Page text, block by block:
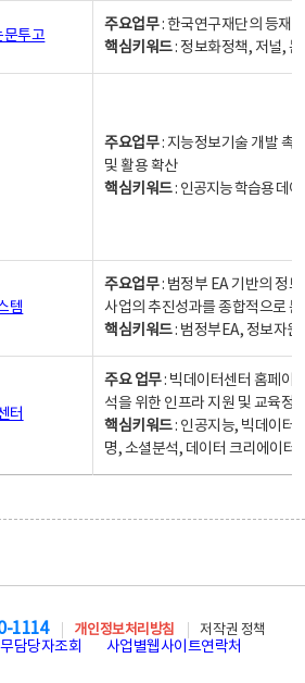
문투고
주요업무: 한국연구재단의 등재
핵심키워드: 정보화정책, 저널,
주요업무: 지능정보기술 개발 촉
및 활용 확산
핵심키워드: 인공지능 학습용 데
템
주요업무: 범정부 EA 기반의 정
사업의 추진성과를 종합적으로
핵심키워드: 범정부EA, 정보자
터
주요 업무: 빅데이터센터 홈페이
석을 위한 인프라 지원 및 교육정
핵심키워드: 인공지능, 빅데이터,
명, 소셜분석, 데이터 크리에이터
1114 개인정보처리방침
저작권 정책
담당자조회 사업별웹사이트연락처